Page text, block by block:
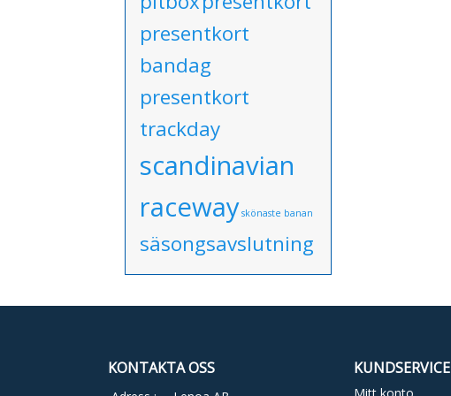
presentkort
bandag
presentkort
trackday
scandinavian
racewayskönaste banan
säsongsavslutning
KONTAKTA OSS KUNDSERVICE